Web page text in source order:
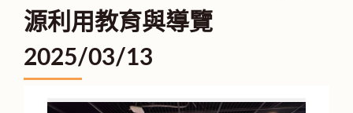
源利用教育與導覽
2025/03/13